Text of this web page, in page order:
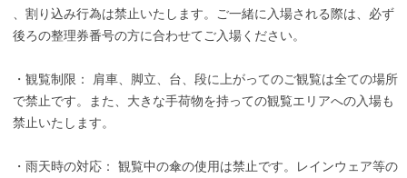
、割り込み行為は禁止いたします。ご一緒に入場される際は、必ず
後ろの整理券番号の方に合わせてご入場ください。
・観覧制限： 肩車、脚立、台、段に上がってのご観覧は全ての場所
で禁止です。また、大きな手荷物を持っての観覧エリアへの入場も
禁止いたします。
・雨天時の対応： 観覧中の傘の使用は禁止です。レインウェア等の